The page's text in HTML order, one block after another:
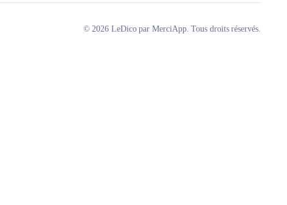
© 2026 LeDico par MerciApp. Tous droits réservés.